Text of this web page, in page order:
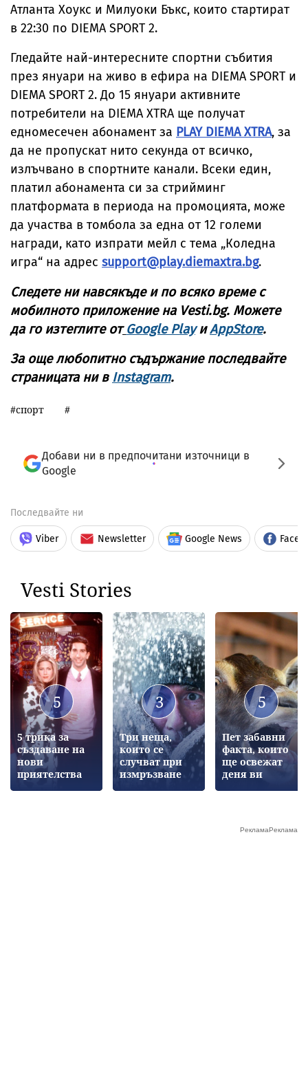
Атланта Хоукс и Милуоки Бъкс, които стартират
в 22:30 по DIEMA SPORT 2.
Гледайте най-интересните спортни събития
през януари на живо в ефира на DIEMA SPORT и
DIEMA SPORT 2. До 15 януари активните
потребители на DIEMA XTRA ще получат
едномесечен абонамент за PLAY DIEMA XTRA, за
да не пропускат нито секунда от всичко,
излъчвано в спортните канали. Всеки един,
платил абонамента си за стрийминг
платформата в периода на промоцията, може
да участва в томбола за една от 12 големи
награди, като изпрати мейл с тема „Коледна
игра“ на адрес support@play.diemaxtra.bg.
Следете ни навсякъде и по всяко време с
мобилното приложение на Vesti.bg. Можете
да го изтеглите от Google PlayиAppStore.
За още любопитно съдържание последвайте
страницата ни в Instagram.
спорт
Добави ни в предпочитани източници в
Google
Последвайте ни
Viber Newsletter Google News
Vesti Stories
5
5 трика за
създаване на
нови
приятелства
3
Три неща,
които се
случват при
измръзване
5
Пет забавни
факта, които
ще освежат
деня ви